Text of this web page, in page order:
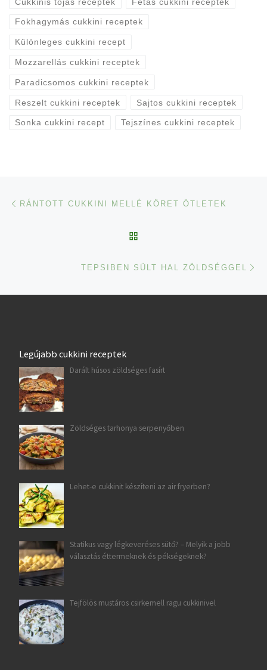
Fokhagymás cukkini receptek
Különleges cukkini recept
Mozzarellás cukkini receptek
Paradicsomos cukkini receptek
Reszelt cukkini receptek Sajtos cukkini receptek
Sonka cukkini recept Tejszínes cukkini receptek
Navigálás a bejegyzések között
RÁNTOTT CUKKINI MELLÉ KÖRET ÖTLETEK
TEPSIBEN SÜLT HAL ZÖLDSÉGGEL
Legújabb cukkini receptek
Darált húsos zöldséges fasírt
Zöldséges tarhonya serpenyőben
Lehet-e cukkinit készíteni az air fryerben?
Statikus vagy légkeveréses sütő? – Melyik a jobb
választás éttermeknek és pékségeknek?
Tejfölös mustáros csirkemell ragu cukkinivel